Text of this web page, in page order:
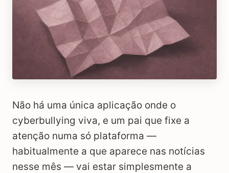
Não há uma única aplicação onde o
cyberbullying viva, e um pai que fixe a
atenção numa só plataforma —
habitualmente a que aparece nas notícias
nesse mês — vai estar simplesmente a